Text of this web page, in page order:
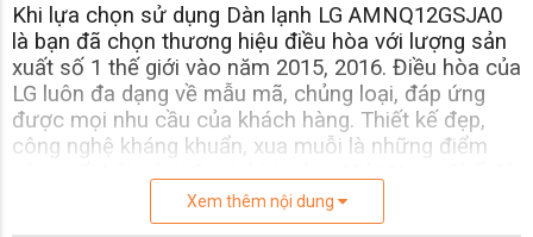
Khi lựa chọn sử dụng Dàn lạnh LG AMNQ12GSJA0
là bạn đã chọn thương hiệu điều hòa với lượng sản
xuất số 1 thế giới vào năm 2015, 2016. Điều hòa của
LG luôn đa dạng về mẫu mã, chủng loại, đáp ứng
được mọi nhu cầu của khách hàng. Thiết kế đẹp,
công nghệ kháng khuẩn, xua muỗi là những điểm
cộng nổi bật của LG tại thị trường Việt Nam. Chế độ
bảo hành ưu việt cũng là lý do khiến bạn không cần
ngại ngần khi chọn Dàn lạnh LG AMNQ12GSJA0
Xem thêm nội dung